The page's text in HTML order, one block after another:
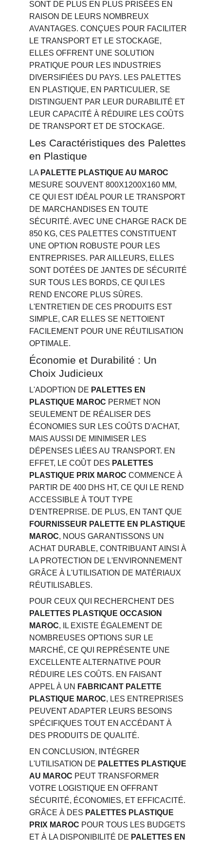
SONT DE PLUS EN PLUS PRISÉES EN
RAISON DE LEURS NOMBREUX
AVANTAGES. CONÇUES POUR FACILITER
LE TRANSPORT ET LE STOCKAGE,
ELLES OFFRENT UNE SOLUTION
PRATIQUE POUR LES INDUSTRIES
DIVERSIFIÉES DU PAYS. LES PALETTES
EN PLASTIQUE, EN PARTICULIER, SE
DISTINGUENT PAR LEUR DURABILITÉ ET
LEUR CAPACITÉ À RÉDUIRE LES COÛTS
DE TRANSPORT ET DE STOCKAGE.
Les Caractéristiques des Palettes
en Plastique
LA PALETTE PLASTIQUE AU MAROC
MESURE SOUVENT 800X1200X160 MM,
CE QUI EST IDÉAL POUR LE TRANSPORT
DE MARCHANDISES EN TOUTE
SÉCURITÉ. AVEC UNE CHARGE RACK DE
850 KG, CES PALETTES CONSTITUENT
UNE OPTION ROBUSTE POUR LES
ENTREPRISES. PAR AILLEURS, ELLES
SONT DOTÉES DE JANTES DE SÉCURITÉ
SUR TOUS LES BORDS, CE QUI LES
REND ENCORE PLUS SÛRES.
L'ENTRETIEN DE CES PRODUITS EST
SIMPLE, CAR ELLES SE NETTOIENT
FACILEMENT POUR UNE RÉUTILISATION
OPTIMALE.
Économie et Durabilité : Un
Choix Judicieux
L'ADOPTION DE PALETTES EN
PLASTIQUE MAROC PERMET NON
SEULEMENT DE RÉALISER DES
ÉCONOMIES SUR LES COÛTS D'ACHAT,
MAIS AUSSI DE MINIMISER LES
DÉPENSES LIÉES AU TRANSPORT. EN
EFFET, LE COÛT DES PALETTES
PLASTIQUE PRIX MAROC COMMENCE À
PARTIR DE 400 DHS HT, CE QUI LE REND
ACCESSIBLE À TOUT TYPE
D'ENTREPRISE. DE PLUS, EN TANT QUE
FOURNISSEUR PALETTE EN PLASTIQUE
MAROC, NOUS GARANTISSONS UN
ACHAT DURABLE, CONTRIBUANT AINSI À
LA PROTECTION DE L'ENVIRONNEMENT
GRÂCE À L'UTILISATION DE MATÉRIAUX
RÉUTILISABLES.
POUR CEUX QUI RECHERCHENT DES
PALETTES PLASTIQUE OCCASION
MAROC, IL EXISTE ÉGALEMENT DE
NOMBREUSES OPTIONS SUR LE
MARCHÉ, CE QUI REPRÉSENTE UNE
EXCELLENTE ALTERNATIVE POUR
RÉDUIRE LES COÛTS. EN FAISANT
APPEL À UN FABRICANT PALETTE
PLASTIQUE MAROC, LES ENTREPRISES
PEUVENT ADAPTER LEURS BESOINS
SPÉCIFIQUES TOUT EN ACCÉDANT À
DES PRODUITS DE QUALITÉ.
EN CONCLUSION, INTÉGRER
L'UTILISATION DE PALETTES PLASTIQUE
AU MAROC PEUT TRANSFORMER
VOTRE LOGISTIQUE EN OFFRANT
SÉCURITÉ, ÉCONOMIES, ET EFFICACITÉ.
GRÂCE À DES PALETTES PLASTIQUE
PRIX MAROC POUR TOUS LES BUDGETS
ET À LA DISPONIBILITÉ DE PALETTES EN